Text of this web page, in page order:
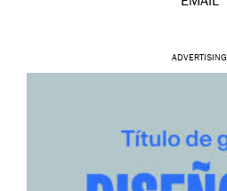
ADVERTISING